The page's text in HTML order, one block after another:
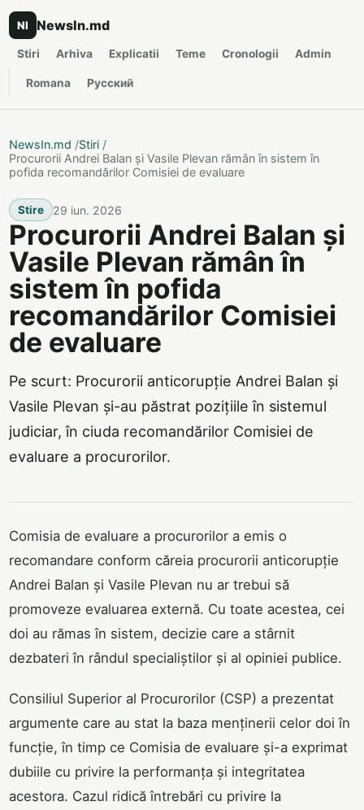
NI NewsIn.md
Stiri Arhiva Explicatii Teme Cronologii Admin
Romana Русский
NewsIn.md /Stiri /
Procurorii Andrei Balan și Vasile Plevan rămân în sistem în
pofida recomandărilor Comisiei de evaluare
Stire 29 iun. 2026
Procurorii Andrei Balan și
Vasile Plevan rămân în
sistem în pofida
recomandărilor Comisiei
de evaluare
Pe scurt: Procurorii anticorupție Andrei Balan și
Vasile Plevan și-au păstrat pozițiile în sistemul
judiciar, în ciuda recomandărilor Comisiei de
evaluare a procurorilor.
Comisia de evaluare a procurorilor a emis o
recomandare conform căreia procurorii anticorupție
Andrei Balan și Vasile Plevan nu ar trebui să
promoveze evaluarea externă. Cu toate acestea, cei
doi au rămas în sistem, decizie care a stârnit
dezbateri în rândul specialiștilor și al opiniei publice.
Consiliul Superior al Procurorilor (CSP) a prezentat
argumente care au stat la baza menținerii celor doi în
funcție, în timp ce Comisia de evaluare și-a exprimat
dubiile cu privire la performanța și integritatea
acestora. Cazul ridică întrebări cu privire la